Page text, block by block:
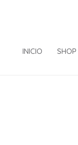
INICIO SHOP